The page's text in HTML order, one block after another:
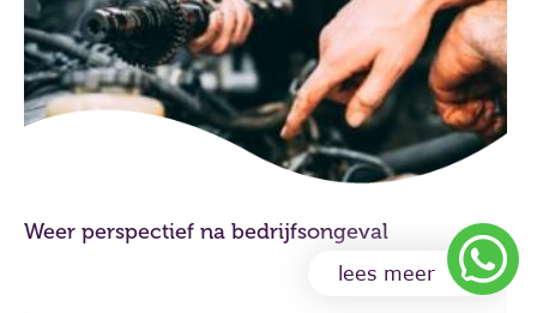
Weer perspectief na bedrijfsongeval
lees meer